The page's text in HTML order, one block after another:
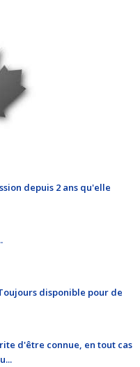
depuis 2 ans qu'elle
disponible pour de
d'être connue, en tout cas